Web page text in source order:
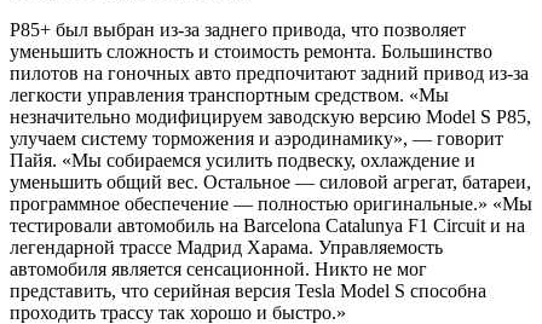
P85+ был выбран из-за заднего привода, что позволяет
уменьшить сложность и стоимость ремонта. Большинство
пилотов на гоночных авто предпочитают задний привод из-за
легкости управления транспортным средством. «Мы
незначительно модифицируем заводскую версию Model S P85,
улучаем систему торможения и аэродинамику», — говорит
Пайя. «Мы собираемся усилить подвеску, охлаждение и
уменьшить общий вес. Остальное — силовой агрегат, батареи,
программное обеспечение — полностью оригинальные.» «Мы
тестировали автомобиль на Barcelona Catalunya F1 Circuit и на
легендарной трассе Мадрид Харама. Управляемость
автомобиля является сенсационной. Никто не мог
представить, что серийная версия Tesla Model S способна
проходить трассу так хорошо и быстро.»